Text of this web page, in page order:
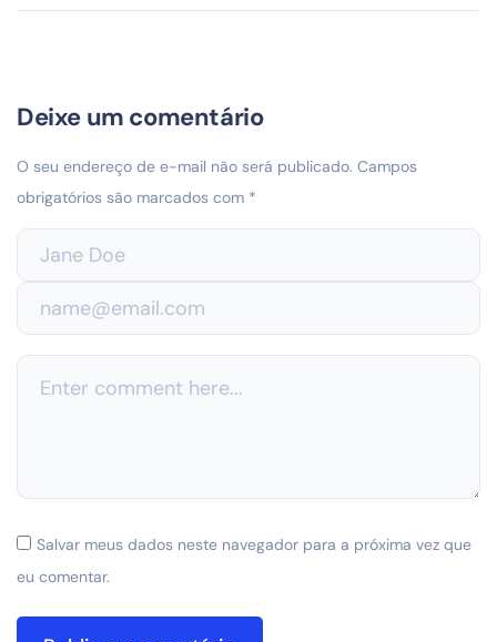
Deixe um comentário
O seu endereço de e-mail não será publicado. Campos
obrigatórios são marcados com *
Salvar meus dados neste navegador para a próxima vez que
eu comentar.